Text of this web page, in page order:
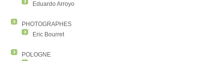
Eduardo Arroyo
PHOTOGRAPHES
Eric Bourret
POLOGNE